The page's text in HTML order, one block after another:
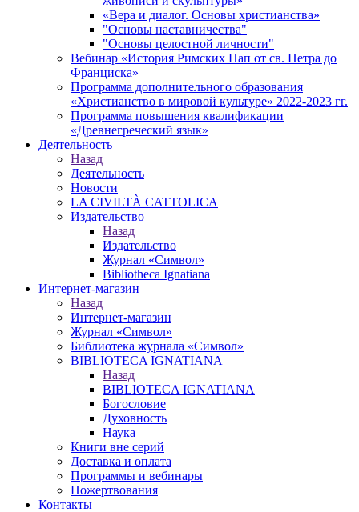
«Вера и диалог. Основы христианства»
"Основы наставничества"
"Основы целостной личности"
Вебинар «История Римских Пап от св. Петра до
Франциска»
Программа дополнительного образования
«Христианство в мировой культуре» 2022-2023 гг.
Программа повышения квалификации
«Древнегреческий язык»
Деятельность
Назад
Деятельность
Новости
LA CIVILTÀ CATTOLICA
Издательство
Назад
Издательство
Журнал «Символ»
Bibliotheca Ignatiana
Интернет-магазин
Назад
Интернет-магазин
Журнал «Символ»
Библиотека журнала «Символ»
BIBLIOTECA IGNATIANA
Назад
BIBLIOTECA IGNATIANA
Богословие
Духовность
Наука
Книги вне серий
Доставка и оплата
Программы и вебинары
Пожертвования
Контакты